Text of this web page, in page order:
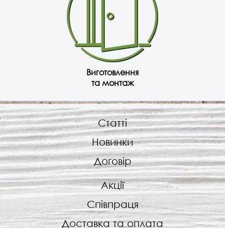
Виготовлення
та монтаж
Статті
Новинки
Договір
Акції
Співпраця
Доставка та оплата